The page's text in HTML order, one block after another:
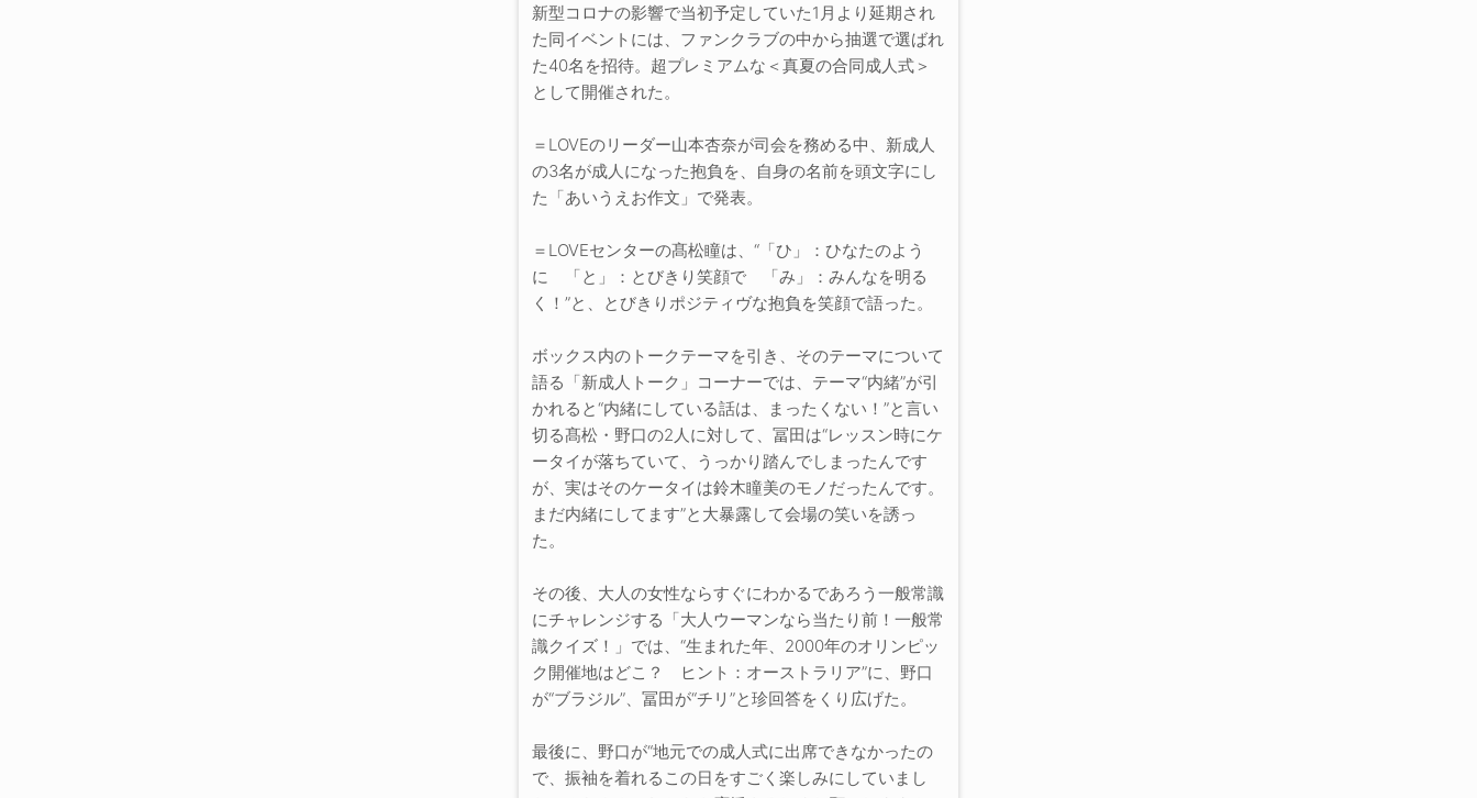
新型コロナの影響で当初予定していた1月より延期され
た同イベントには、ファンクラブの中から抽選で選ばれ
た40名を招待。超プレミアムな＜真夏の合同成人式＞
として開催された。
＝LOVEのリーダー山本杏奈が司会を務める中、新成人
の3名が成人になった抱負を、自身の名前を頭文字にし
た「あいうえお作文」で発表。
＝LOVEセンターの髙松瞳は、“「ひ」：ひなたのよう
に 「と」：とびきり笑顔で 「み」：みんなを明る
く！”と、とびきりポジティヴな抱負を笑顔で語った。
ボックス内のトークテーマを引き、そのテーマについて
語る「新成人トーク」コーナーでは、テーマ“内緒”が引
かれると“内緒にしている話は、まったくない！”と言い
切る髙松・野口の2人に対して、冨田は“レッスン時にケ
ータイが落ちていて、うっかり踏んでしまったんです
が、実はそのケータイは鈴木瞳美のモノだったんです。
まだ内緒にしてます”と大暴露して会場の笑いを誘っ
た。
その後、大人の女性ならすぐにわかるであろう一般常識
にチャレンジする「大人ウーマンなら当たり前！一般常
識クイズ！」では、“生まれた年、2000年のオリンピッ
ク開催地はどこ？ ヒント：オーストラリア”に、野口
が“ブラジル”、冨田が“チリ”と珍回答をくり広げた。
最後に、野口が“地元での成人式に出席できなかったの
で、振袖を着れるこの日をすごく楽しみにしていまし